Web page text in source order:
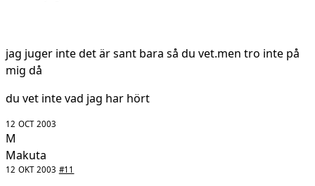
jag juger inte det är sant bara så du vet.men tro inte på
mig då
du vet inte vad jag har hört
12 OCT 2003
M
Makuta
12 OKT 2003 #11